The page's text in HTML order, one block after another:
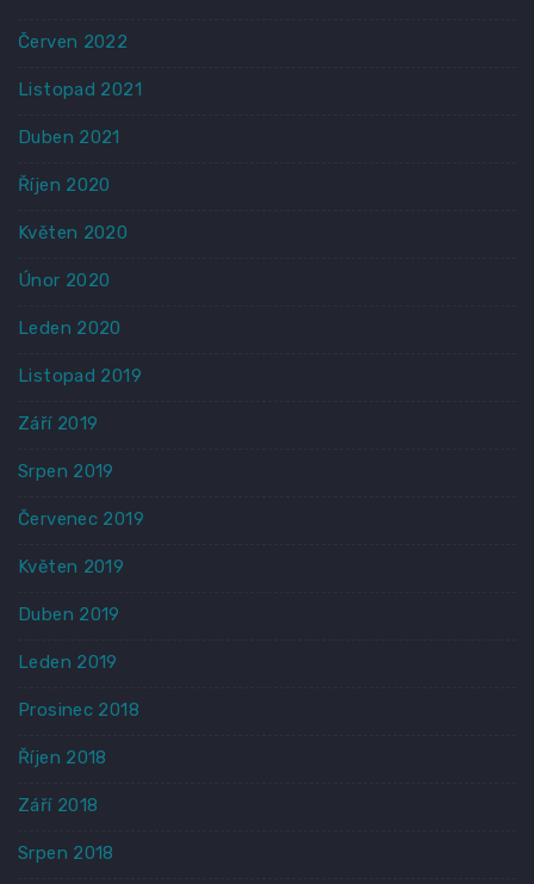
Červen 2022
Listopad 2021
Duben 2021
Říjen 2020
Květen 2020
Únor 2020
Leden 2020
Listopad 2019
Září 2019
Srpen 2019
Červenec 2019
Květen 2019
Duben 2019
Leden 2019
Prosinec 2018
Říjen 2018
Září 2018
Srpen 2018